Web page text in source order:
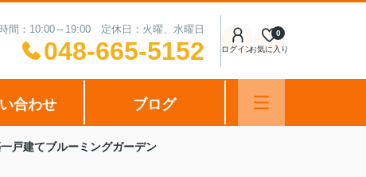
間：10:00～19:00 定休日：火曜、水曜日
048-665-5152 ログインお気に入り
0
合わせ ブログ
戸建てブルーミングガーデン